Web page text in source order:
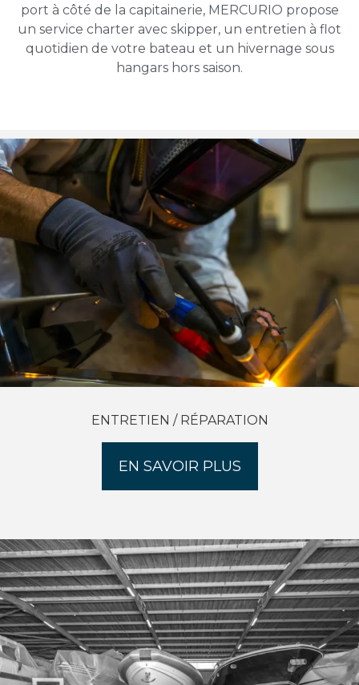
port à côté de la capitainerie, MERCURIO propose
un service charter avec skipper, un entretien à flot
quotidien de votre bateau et un hivernage sous
hangars hors saison.
ENTRETIEN / RÉPARATION
EN SAVOIR PLUS